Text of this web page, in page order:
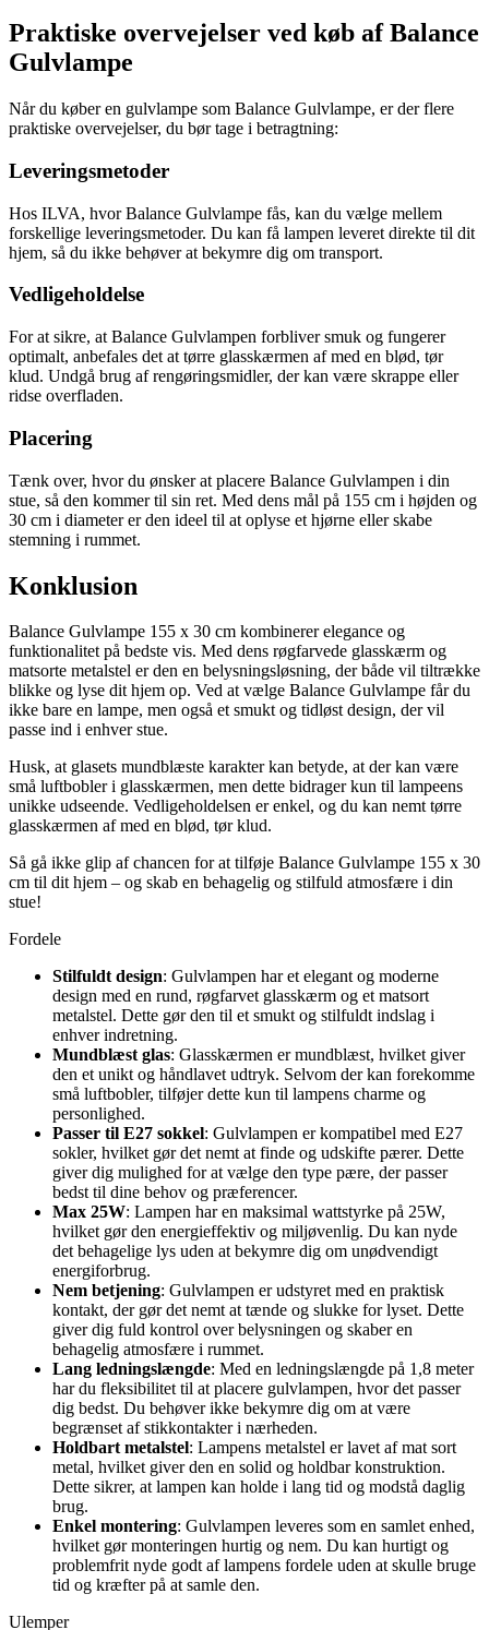
Praktiske overvejelser ved køb af Balance
Gulvlampe
Når du køber en gulvlampe som Balance Gulvlampe, er der flere
praktiske overvejelser, du bør tage i betragtning:
Leveringsmetoder
Hos ILVA, hvor Balance Gulvlampe fås, kan du vælge mellem
forskellige leveringsmetoder. Du kan få lampen leveret direkte til dit
hjem, så du ikke behøver at bekymre dig om transport.
Vedligeholdelse
For at sikre, at Balance Gulvlampen forbliver smuk og fungerer
optimalt, anbefales det at tørre glasskærmen af med en blød, tør
klud. Undgå brug af rengøringsmidler, der kan være skrappe eller
ridse overfladen.
Placering
Tænk over, hvor du ønsker at placere Balance Gulvlampen i din
stue, så den kommer til sin ret. Med dens mål på 155 cm i højden og
30 cm i diameter er den ideel til at oplyse et hjørne eller skabe
stemning i rummet.
Konklusion
Balance Gulvlampe 155 x 30 cm kombinerer elegance og
funktionalitet på bedste vis. Med dens røgfarvede glasskærm og
matsorte metalstel er den en belysningsløsning, der både vil tiltrække
blikke og lyse dit hjem op. Ved at vælge Balance Gulvlampe får du
ikke bare en lampe, men også et smukt og tidløst design, der vil
passe ind i enhver stue.
Husk, at glasets mundblæste karakter kan betyde, at der kan være
små luftbobler i glasskærmen, men dette bidrager kun til lampeens
unikke udseende. Vedligeholdelsen er enkel, og du kan nemt tørre
glasskærmen af med en blød, tør klud.
Så gå ikke glip af chancen for at tilføje Balance Gulvlampe 155 x 30
cm til dit hjem – og skab en behagelig og stilfuld atmosfære i din
stue!
Fordele
Stilfuldt design: Gulvlampen har et elegant og moderne
design med en rund, røgfarvet glasskærm og et matsort
metalstel. Dette gør den til et smukt og stilfuldt indslag i
enhver indretning.
Mundblæst glas: Glasskærmen er mundblæst, hvilket giver
den et unikt og håndlavet udtryk. Selvom der kan forekomme
små luftbobler, tilføjer dette kun til lampens charme og
personlighed.
Passer til E27 sokkel: Gulvlampen er kompatibel med E27
sokler, hvilket gør det nemt at finde og udskifte pærer. Dette
giver dig mulighed for at vælge den type pære, der passer
bedst til dine behov og præferencer.
Max 25W: Lampen har en maksimal wattstyrke på 25W,
hvilket gør den energieffektiv og miljøvenlig. Du kan nyde
det behagelige lys uden at bekymre dig om unødvendigt
energiforbrug.
Nem betjening: Gulvlampen er udstyret med en praktisk
kontakt, der gør det nemt at tænde og slukke for lyset. Dette
giver dig fuld kontrol over belysningen og skaber en
behagelig atmosfære i rummet.
Lang ledningslængde: Med en ledningslængde på 1,8 meter
har du fleksibilitet til at placere gulvlampen, hvor det passer
dig bedst. Du behøver ikke bekymre dig om at være
begrænset af stikkontakter i nærheden.
Holdbart metalstel: Lampens metalstel er lavet af mat sort
metal, hvilket giver den en solid og holdbar konstruktion.
Dette sikrer, at lampen kan holde i lang tid og modstå daglig
brug.
Enkel montering: Gulvlampen leveres som en samlet enhed,
hvilket gør monteringen hurtig og nem. Du kan hurtigt og
problemfrit nyde godt af lampens fordele uden at skulle bruge
tid og kræfter på at samle den.
Ulemper